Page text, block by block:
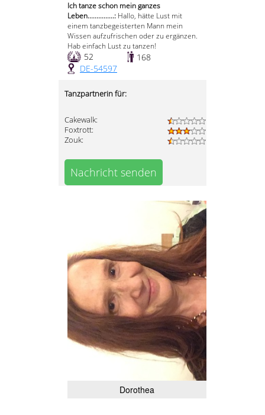
Ich tanze schon mein ganzes
Leben...............: Hallo, hätte Lust mit
einem tanzbegeisterten Mann mein
Wissen aufzufrischen oder zu ergänzen.
Hab einfach Lust zu tanzen!
52
168
DE-54597
Tanzpartnerin für:
Cakewalk:
Foxtrott:
Zouk:
Nachricht senden
Dorothea